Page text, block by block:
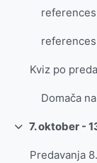
Kviz po
Domača
Skrči7. oktober -